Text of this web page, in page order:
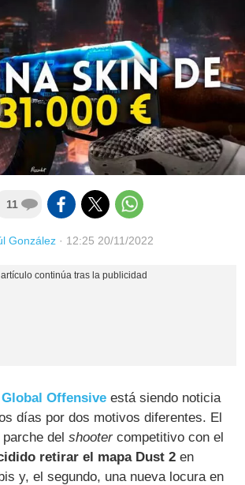
11
González · 12:25 20/11/2022
Offensive está siendo noticia
días por dos motivos diferentes. El
parche delshootercompetitivo con el
retirar el mapa Dust 2 en
y, el segundo, una nueva locura en